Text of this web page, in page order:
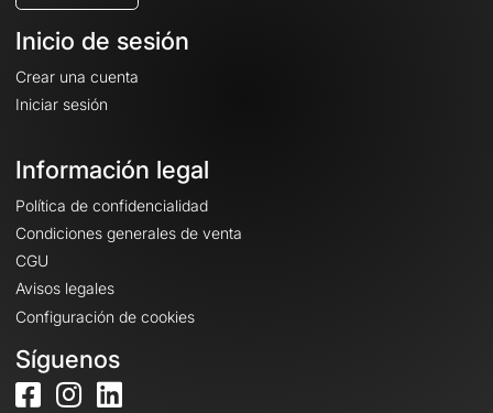
Inicio de sesión
Crear una cuenta
Iniciar sesión
Información legal
Política de confidencialidad
Condiciones generales de venta
CGU
Avisos legales
Configuración de cookies
Síguenos